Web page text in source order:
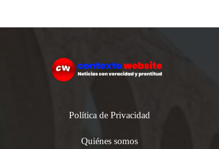
Política de Privacidad
Quiénes somos